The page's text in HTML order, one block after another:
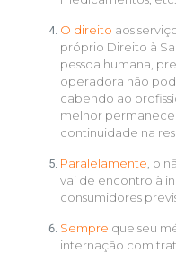
O direito aos
próprio Direito à
pessoa humana,
operadora não
cabendo ao
melhor
continuidade na
Paralelamente, o
vai de encontro à
consumidores
Sempre que seu
internação com